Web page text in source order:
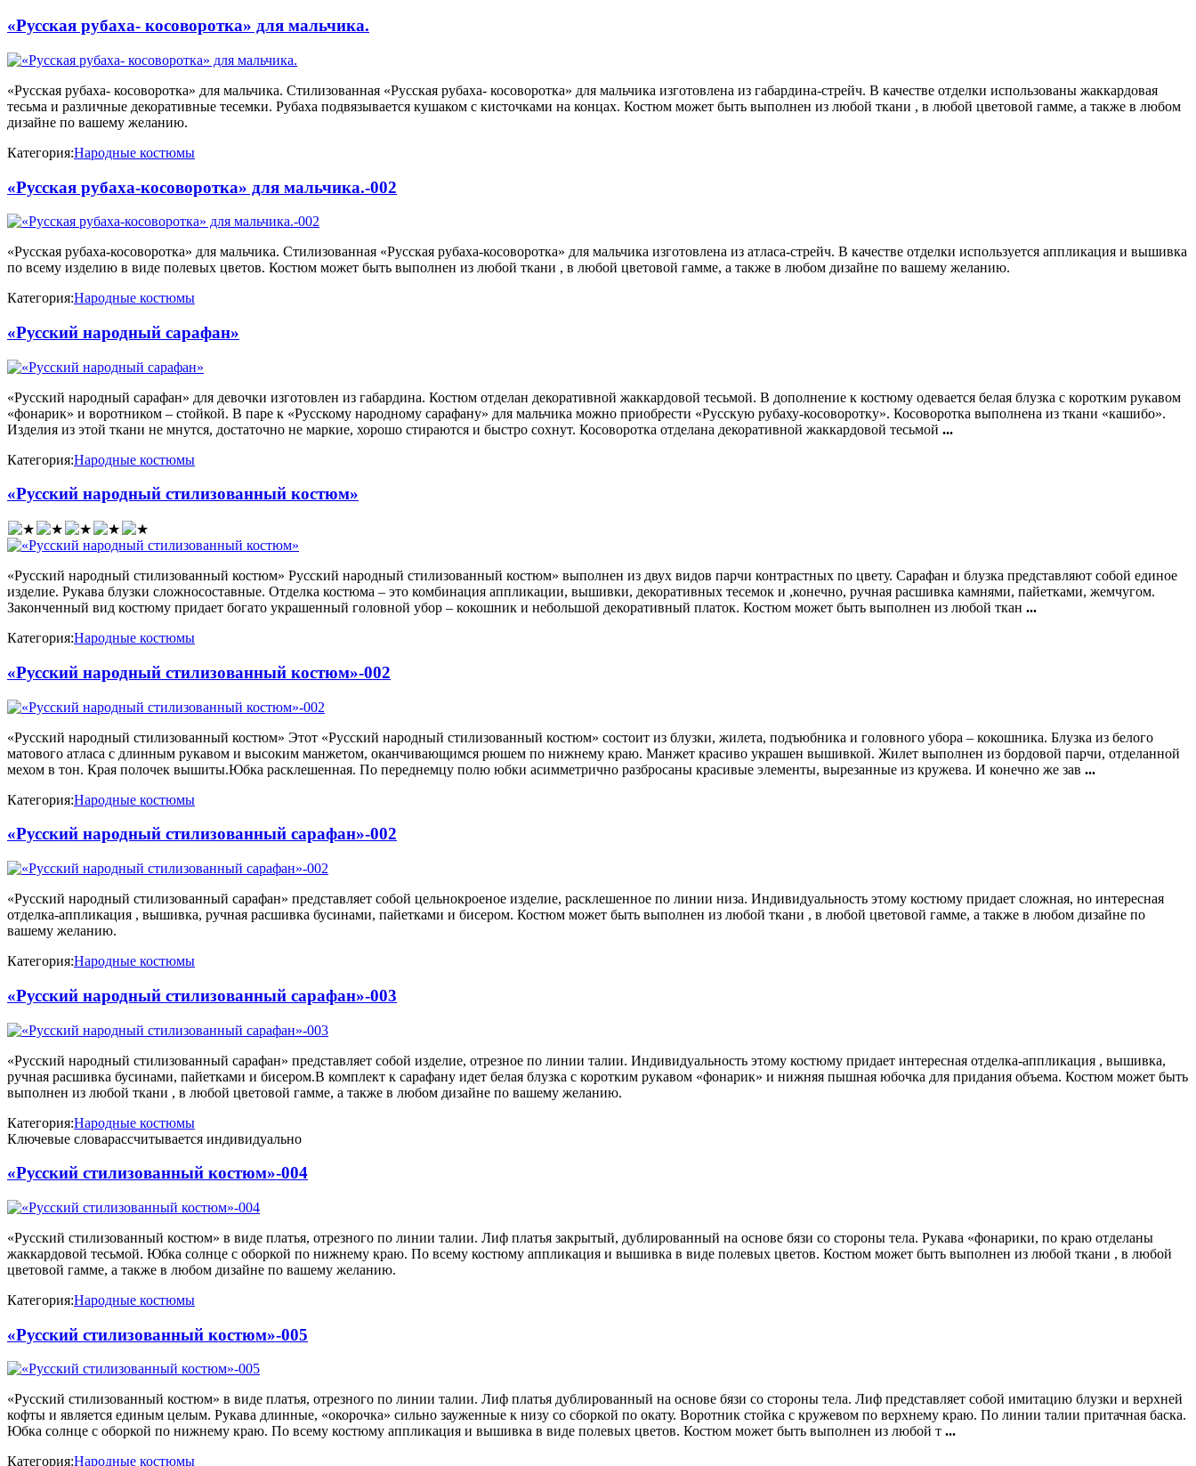
«Русская рубаха- косоворотка» для мальчика.
«Русская рубаха- косоворотка» для мальчика. Стилизованная «Русская рубаха- косоворотка» для мальчика изготовлена из габардина-стрейч. В качестве отделки использованы жаккардовая
тесьма и различные декоративные тесемки. Рубаха подвязывается кушаком с кисточками на концах. Костюм может быть выполнен из любой ткани , в любой цветовой гамме, а также в любом
дизайне по вашему желанию.
Категория:Народные костюмы
«Русская рубаха-косоворотка» для мальчика.-002
«Русская рубаха-косоворотка» для мальчика. Стилизованная «Русская рубаха-косоворотка» для мальчика изготовлена из атласа-стрейч. В качестве отделки используется аппликация и вышивка
по всему изделию в виде полевых цветов. Костюм может быть выполнен из любой ткани , в любой цветовой гамме, а также в любом дизайне по вашему желанию.
Категория:Народные костюмы
«Русский народный сарафан»
«Русский народный сарафан» для девочки изготовлен из габардина. Костюм отделан декоративной жаккардовой тесьмой. В дополнение к костюму одевается белая блузка с коротким рукавом
«фонарик» и воротником – стойкой. В паре к «Русскому народному сарафану» для мальчика можно приобрести «Русскую рубаху-косоворотку». Косоворотка выполнена из ткани «кашибо».
Изделия из этой ткани не мнутся, достаточно не маркие, хорошо стираются и быстро сохнут. Косоворотка отделана декоративной жаккардовой тесьмой ...
Категория:Народные костюмы
«Русский народный стилизованный костюм»
«Русский народный стилизованный костюм» Русский народный стилизованный костюм» выполнен из двух видов парчи контрастных по цвету. Сарафан и блузка представляют собой единое
изделие. Рукава блузки сложносоставные. Отделка костюма – это комбинация аппликации, вышивки, декоративных тесемок и ,конечно, ручная расшивка камнями, пайетками, жемчугом.
Законченный вид костюму придает богато украшенный головной убор – кокошник и небольшой декоративный платок. Костюм может быть выполнен из любой ткан ...
Категория:Народные костюмы
«Русский народный стилизованный костюм»-002
«Русский народный стилизованный костюм» Этот «Русский народный стилизованный костюм» состоит из блузки, жилета, подъюбника и головного убора – кокошника. Блузка из белого
матового атласа с длинным рукавом и высоким манжетом, оканчивающимся рюшем по нижнему краю. Манжет красиво украшен вышивкой. Жилет выполнен из бордовой парчи, отделанной
мехом в тон. Края полочек вышиты.Юбка расклешенная. По переднемцу полю юбки асимметрично разбросаны красивые элементы, вырезанные из кружева. И конечно же зав ...
Категория:Народные костюмы
«Русский народный стилизованный сарафан»-002
«Русский народный стилизованный сарафан» представляет собой цельнокроеное изделие, расклешенное по линии низа. Индивидуальность этому костюму придает сложная, но интересная
отделка-аппликация , вышивка, ручная расшивка бусинами, пайетками и бисером. Костюм может быть выполнен из любой ткани , в любой цветовой гамме, а также в любом дизайне по
вашему желанию.
Категория:Народные костюмы
«Русский народный стилизованный сарафан»-003
«Русский народный стилизованный сарафан» представляет собой изделие, отрезное по линии талии. Индивидуальность этому костюму придает интересная отделка-аппликация , вышивка,
ручная расшивка бусинами, пайетками и бисером.В комплект к сарафану идет белая блузка с коротким рукавом «фонарик» и нижняя пышная юбочка для придания объема. Костюм может быть
выполнен из любой ткани , в любой цветовой гамме, а также в любом дизайне по вашему желанию.
Категория:Народные костюмы
Ключевые словарассчитывается индивидуально
«Русский стилизованный костюм»-004
«Русский стилизованный костюм» в виде платья, отрезного по линии талии. Лиф платья закрытый, дублированный на основе бязи со стороны тела. Рукава «фонарики, по краю отделаны
жаккардовой тесьмой. Юбка солнце с оборкой по нижнему краю. По всему костюму аппликация и вышивка в виде полевых цветов. Костюм может быть выполнен из любой ткани , в любой
цветовой гамме, а также в любом дизайне по вашему желанию.
Категория:Народные костюмы
«Русский стилизованный костюм»-005
«Русский стилизованный костюм» в виде платья, отрезного по линии талии. Лиф платья дублированный на основе бязи со стороны тела. Лиф представляет собой имитацию блузки и верхней
кофты и является единым целым. Рукава длинные, «окорочка» сильно зауженные к низу со сборкой по окату. Воротник стойка с кружевом по верхнему краю. По линии талии притачная баска.
Юбка солнце с оборкой по нижнему краю. По всему костюму аппликация и вышивка в виде полевых цветов. Костюм может быть выполнен из любой т ...
Категория:Народные костюмы